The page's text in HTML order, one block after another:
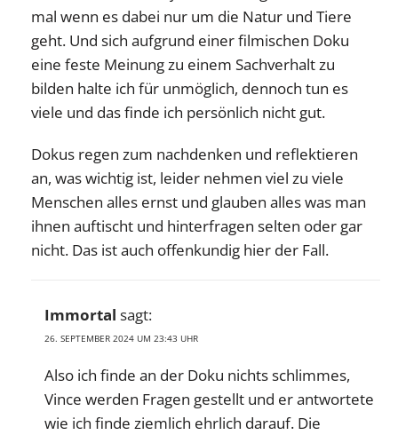
mal wenn es dabei nur um die Natur und Tiere
geht. Und sich aufgrund einer filmischen Doku
eine feste Meinung zu einem Sachverhalt zu
bilden halte ich für unmöglich, dennoch tun es
viele und das finde ich persönlich nicht gut.
Dokus regen zum nachdenken und reflektieren
an, was wichtig ist, leider nehmen viel zu viele
Menschen alles ernst und glauben alles was man
ihnen auftischt und hinterfragen selten oder gar
nicht. Das ist auch offenkundig hier der Fall.
Immortal sagt:
26. SEPTEMBER 2024 UM 23:43 UHR
Also ich finde an der Doku nichts schlimmes,
Vince werden Fragen gestellt und er antwortete
wie ich finde ziemlich ehrlich darauf. Die